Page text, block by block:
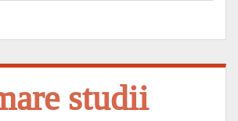
studii